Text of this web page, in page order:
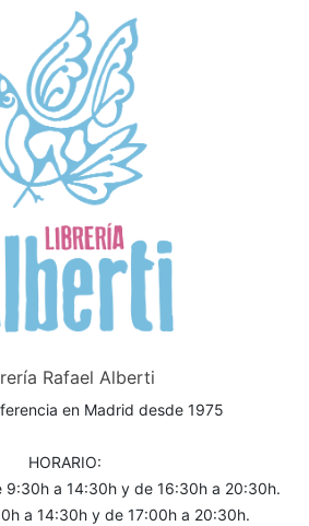
Rafael Alberti
en Madrid desde 1975
HORARIO:
9:30h a 14:30h y de 16:30h a 20:30h.
a 14:30h y de 17:00h a 20:30h.